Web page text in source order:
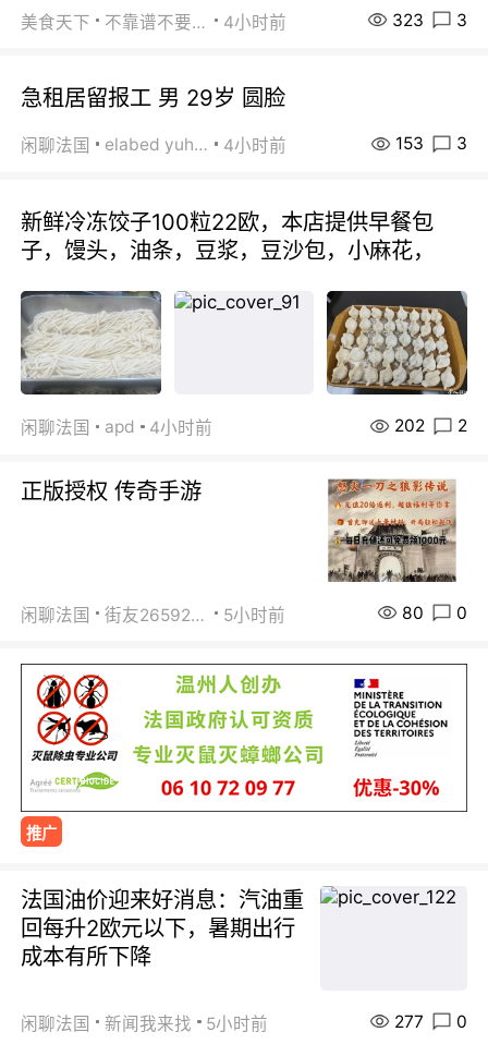
美食天下 不靠谱不要联系 4小时前 323 3
急租居留报工 男 29岁 圆脸
闲聊法国 elabed yuhua 4小时前 153 3
新鲜冷冻饺子100粒22欧，本店提供早餐包
子，馒头，油条，豆浆，豆沙包，小麻花，
闲聊法国 apd 4小时前 202 2
正版授权 传奇手游
闲聊法国 街友26592800 5小时前 80 0
推广
法国油价迎来好消息：汽油重
回每升2欧元以下，暑期出行
成本有所下降
闲聊法国 新闻我来找 5小时前 277 0